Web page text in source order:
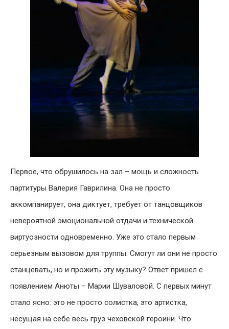
Первое, что обрушилось на зал – мощь и сложность
партитуры Валерия Гаврилина. Она не просто
аккомпанирует, она диктует, требует от танцовщиков
невероятной эмоциональной отдачи и технической
виртуозности одновременно. Уже это стало первым
серьезным вызовом для труппы. Смогут ли они не просто
станцевать, но и прожить эту музыку? Ответ пришел с
появлением Анюты – Марии Шуваловой. С первых минут
стало ясно: это не просто солистка, это артистка,
несущая на себе весь груз чеховской героини. Что